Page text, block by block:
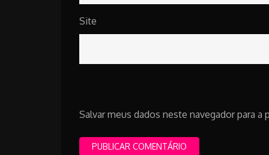
Site
Salvar meus dados neste navegador para a